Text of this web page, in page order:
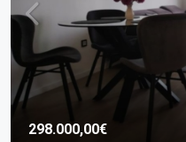
298.000,00€